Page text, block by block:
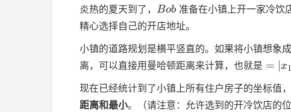
炎热的夏天到了， Bob
Bob准备在小镇上开一家冷饮
精心选择自己的开店地址。
小镇的道路规划是横平竖直的。如果将小镇想象
离，可以直接用曼哈顿距离来计算，也就是 =
x_2|
+
= ∣x1
现在已经统计到了小镇上所有住户房子的坐标值
距离和最小。（请注意：允许选到的开冷饮店的